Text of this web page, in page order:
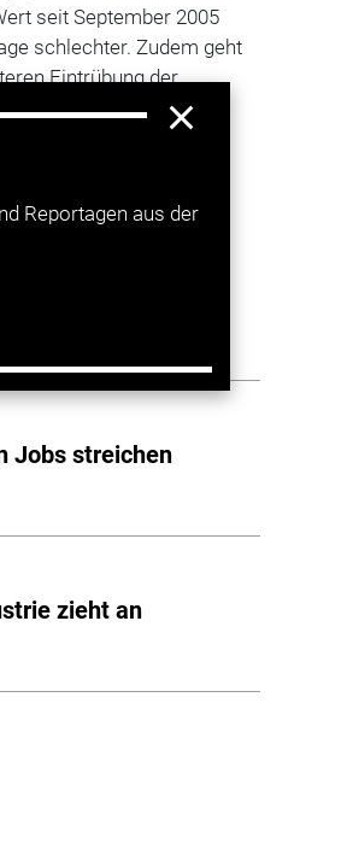
Reportagen aus der
seit September 2005
schlechter. Zudem geht
Eintrübung der
blicken
Jobs streichen
zieht an